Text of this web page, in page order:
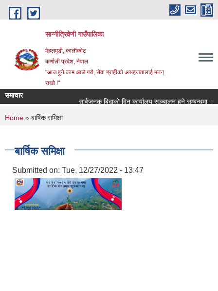
Skip to main content
सान्नीत्रिवेणी गाउँपालिका
मेहलमुडी, कालीकोट
कर्णाली प्रदेश, नेपाल
"आज हुने काम आजै गरौ, सेवा ग्राहीको असहजतालाई मनन्
राखौ !"
समाचार
सार्वजनुक बिदाको दिन कार्यालय सञ्चालन हुने सम्बन्धमा ।
You are here
Home » बार्षिक समिक्षा
बार्षिक समिक्षा
Submitted on: Tue, 12/27/2022 - 13:47